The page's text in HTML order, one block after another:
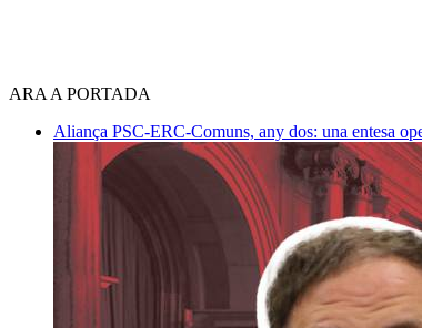
ARA A PORTADA
Aliança PSC-ERC-Comuns, any dos: una entesa